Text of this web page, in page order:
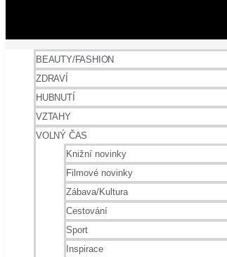
BEAUTY/FASHION
ZDRAVÍ
HUBNUTÍ
VZTAHY
VOLNÝ ČAS
Knižní novinky
Filmové novinky
Zábava/Kultura
Cestování
Sport
Inspirace